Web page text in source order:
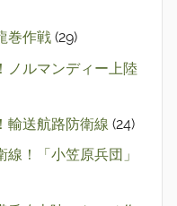
巻作戦 (29)
ノルマンディー上陸
輸送航路防衛線 (24)
！「小笠原兵団」